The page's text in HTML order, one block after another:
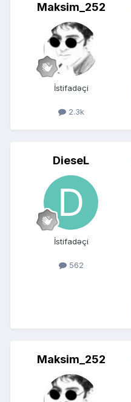
Maksim_252
İstifadəçi
2.3k
DieseL
İstifadəçi
562
Maksim_252